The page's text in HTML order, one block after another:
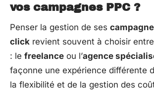
vos campagnes PPC ?
Penser la gestion de ses
click revient souvent à choisir
: le freelance ou l’agence
façonne une expérience différente
la flexibilité et de la gestion des